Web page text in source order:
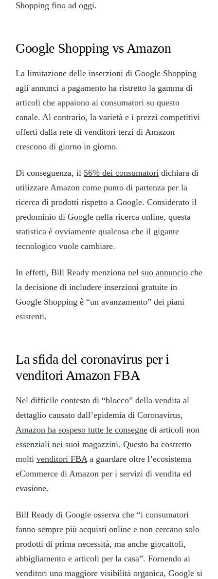
Shopping fino ad oggi.
Google Shopping vs Amazon
La limitazione delle inserzioni di Google Shopping
agli annunci a pagamento ha ristretto la gamma di
articoli che appaiono ai consumatori su questo
canale. Al contrario, la varietà e i prezzi competitivi
offerti dalla rete di venditori terzi di Amazon
crescono di giorno in giorno.
Di conseguenza, il 56% dei consumatori dichiara di
utilizzare Amazon come punto di partenza per la
ricerca di prodotti rispetto a Google. Considerato il
predominio di Google nella ricerca online, questa
statistica è ovviamente qualcosa che il gigante
tecnologico vuole cambiare.
In effetti, Bill Ready menziona nel suo annuncio che
la decisione di includere inserzioni gratuite in
Google Shopping è “un avanzamento” dei piani
esistenti.
La sfida del coronavirus per i
venditori Amazon FBA
Nel difficile contesto di “blocco” della vendita al
dettaglio causato dall’epidemia di Coronavirus,
Amazon ha sospeso tutte le consegne di articoli non
essenziali nei suoi magazzini. Questo ha costretto
molti venditori FBAa guardare oltre l’ecosistema
eCommerce di Amazon per i servizi di vendita ed
evasione.
Bill Ready di Google osserva che “i consumatori
fanno sempre più acquisti online e non cercano solo
prodotti di prima necessità, ma anche giocattoli,
abbigliamento e articoli per la casa”. Fornendo ai
venditori una maggiore visibilità organica, Google si